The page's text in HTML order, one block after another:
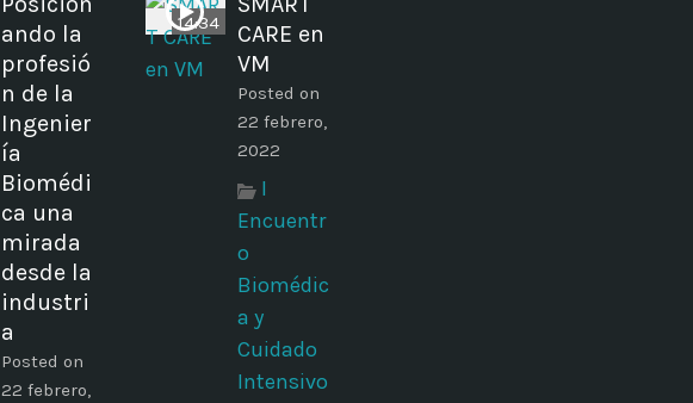
ando la
profesió
n de la
Ingenier
ía
Biomédi
ca una
mirada
desde la
industri
a
Posted on
22 febrero,
14:34
CARE en
VM
Posted on
22 febrero,
2022
I
Encuentr
o
Biomédic
a y
Cuidado
Intensivo